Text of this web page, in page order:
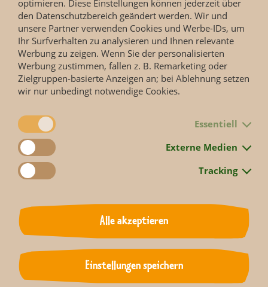
Anrede
Bitte wählen...
Vorname*
E-Mail*
Bild-Upload
Bild-Upload 1 (max. 5 MB)
hochgeladene
optimieren. Diese Einstellungen können jederzeit über
den Datenschutzbereich geändert werden. Wir und
unsere Partner verwenden Cookies und Werbe-IDs, um
Ihr Surfverhalten zu analysieren und Ihnen relevante
Werbung zu zeigen. Wenn Sie der personalisierten
Werbung zustimmen, fallen z. B. Remarketing oder
Zielgruppen-basierte Anzeigen an; bei Ablehnung setzen
wir nur unbedingt notwendige Cookies.
Essentiell
Externe Medien
Tracking
Alle akzeptieren
Einstellungen speichern